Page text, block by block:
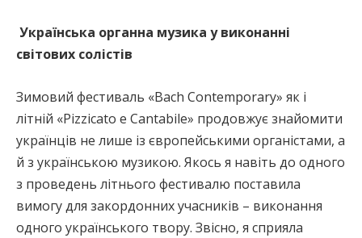
Українська органна музика у виконанні
світових солістів
Зимовий фестиваль «Bach Contemporary» як і
літній «Pizzicato e Cantabile» продовжує знайомити
українців не лише із європейськими органістами, а
й з українською музикою. Якось я навіть до одного
з проведень літнього фестивалю поставила
вимогу для закордонних учасників – виконання
одного українського твору. Звісно, я сприяла